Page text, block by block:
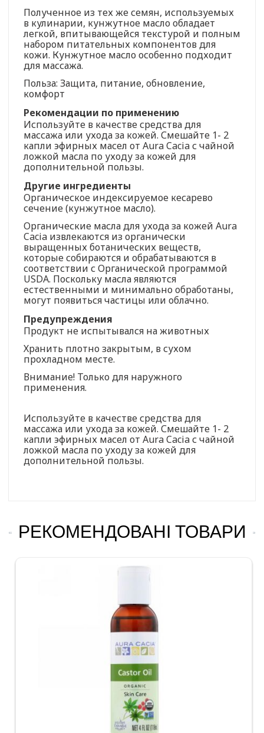
Полученное из тех же семян, используемых
в кулинарии, кунжутное масло обладает
легкой, впитывающейся текстурой и полным
набором питательных компонентов для
кожи. Кунжутное масло особенно подходит
для массажа.
Польза: Защита, питание, обновление,
комфорт
Рекомендации по применению
Используйте в качестве средства для
массажа или ухода за кожей. Смешайте 1- 2
капли эфирных масел от Aura Cacia с чайной
ложкой масла по уходу за кожей для
дополнительной пользы.
Другие ингредиенты
Органическое индексируемое кесарево
сечение (кунжутное масло).
Органические масла для ухода за кожей Aura
Cacia извлекаются из органически
выращенных ботанических веществ,
которые собираются и обрабатываются в
соответствии с Органической программой
USDA. Поскольку масла являются
естественными и минимально обработаны,
могут появиться частицы или облачно.
Предупреждения
Продукт не испытывался на животных
Хранить плотно закрытым, в сухом
прохладном месте.
Внимание! Только для наружного
применения.
Используйте в качестве средства для
массажа или ухода за кожей. Смешайте 1- 2
капли эфирных масел от Aura Cacia с чайной
ложкой масла по уходу за кожей для
дополнительной пользы.
РЕКОМЕНДОВАНІ ТОВАРИ